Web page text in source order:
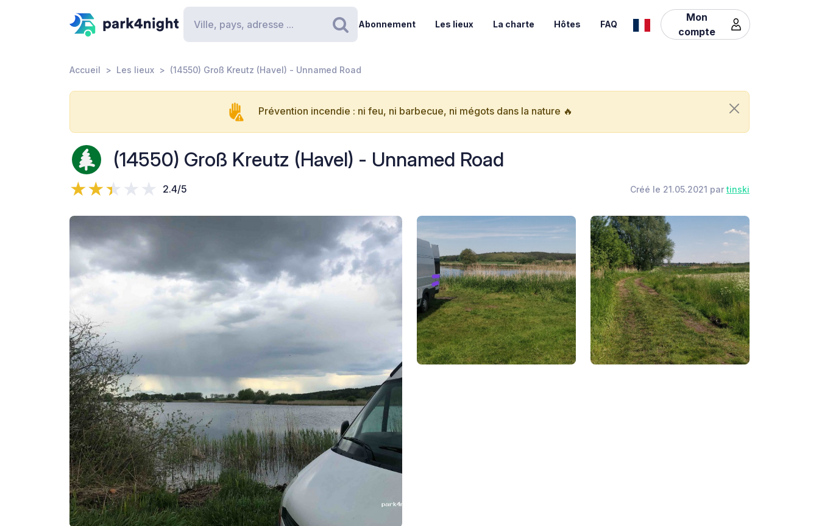
Rechercher
Abonnement Les lieux La charte Hôtes FAQ
Mon
compte
Accueil Les lieux (14550) Groß Kreutz (Havel) - Unnamed Road
Prévention incendie : ni feu, ni barbecue, ni mégots dans la nature 🔥
(14550) Groß Kreutz (Havel) - Unnamed Road
2.4/5 Créé le 21.05.2021 partinski